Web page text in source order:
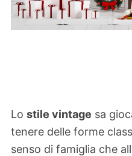
Lo stile vintage sa
tenere delle forme
senso di famiglia che